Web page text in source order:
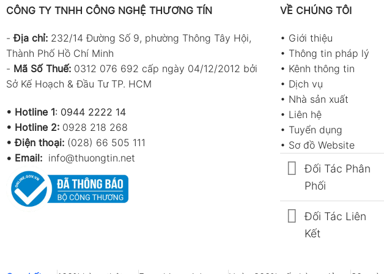
CÔNG TY TNHH CÔNG NGHỆ THƯƠNG TÍN
-Địa chỉ: 232/14 Đường Số 9, phường Thông Tây Hội,
Thành Phố Hồ Chí Minh
- Mã Số Thuế: 0312 076 692 cấp ngày 04/12/2012 bởi
Sở Kế Hoạch & Đầu Tư TP. HCM
• Hotline 1: 0944 2222 14
• Hotline 2: 0928 218 268
• Điện thoại: (028) 66 505 111
• Email: info@thuongtin.net
VỀ CHÚNG TÔI
• Giới thiệu
• Thông tin pháp lý
• Kênh thông tin
• Dịch vụ
• Nhà sản xuất
• Liên hệ
• Tuyển dụng
• Sơ đồ Website
Đối Tác Phân
Phối
Đối Tác Liên
Kết